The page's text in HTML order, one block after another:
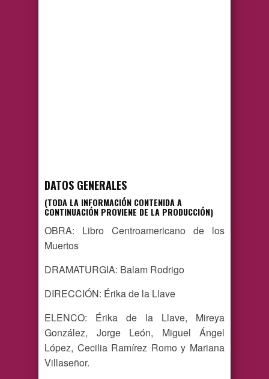
DATOS GENERALES
(TODA LA INFORMACIÓN CONTENIDA A
CONTINUACIÓN PROVIENE DE LA PRODUCCIÓN)
OBRA: Libro Centroamericano de los
Muertos
DRAMATURGIA: Balam Rodrigo
DIRECCIÓN: Érika de la Llave
ELENCO: Érika de la Llave, Mireya
González, Jorge León, Miguel Ángel
López, Cecilia Ramírez Romo y Mariana
Villaseñor.